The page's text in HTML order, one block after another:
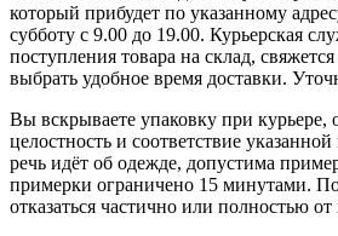
который прибудет по указанному
субботу с 9.00 до 19.00. Курьерская
поступления товара на склад,
выбрать удобное время доставки.
Вы вскрываете упаковку при курьере,
целостность и соответствие
речь идёт об одежде, допустима
примерки ограничено 15 минутами.
отказаться частично или полностью